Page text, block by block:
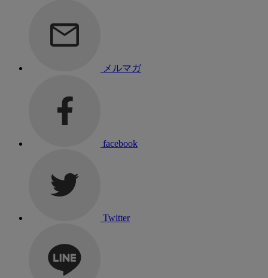
メルマガ
facebook
Twitter